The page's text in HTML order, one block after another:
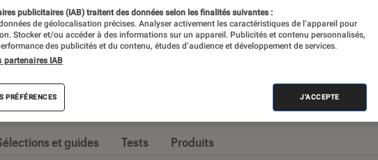
et guides Tests Produits
publicitaires (IAB) traitent des données selon les finalités suivantes :
de géolocalisation précises. Analyser activement les caractéristiques de l’appareil pour
Stocker et/ou accéder à des informations sur un appareil. Publicités et contenu personnalisés,
des publicités et du contenu, études d’audience et développement de services.
partenaires IAB
PRÉFÉRENCES J'ACCEPTE